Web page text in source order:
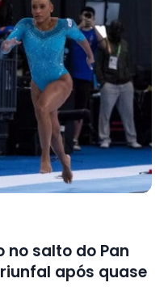
no salto do Pan
após quase